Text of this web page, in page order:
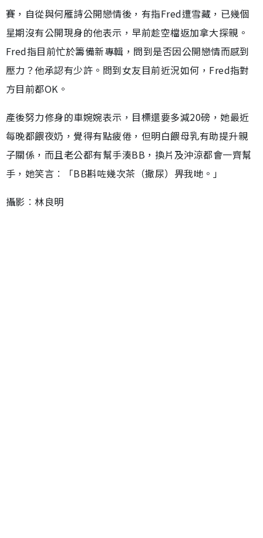
賽，自從與何雁詩公開戀情後，有指Fred遭雪藏，已幾個
星期沒有公開現身的他表示，早前趁空檔返加拿大探親。
Fred指目前忙於籌備新專輯，問到是否因公開戀情而感到
壓力？他承認有少許。問到女友目前近況如何，Fred指對
方目前都OK。
產後努力修身的車婉婉表示，目標還要多減20磅，她最近
每晚都餵夜奶，覺得有點疲倦，但明白餵母乳有助提升親
子關係，而且老公都有幫手湊BB，換片及沖涼都會一齊幫
手，她笑言︰「BB斟咗幾次茶（撒尿）畀我哋。」
攝影︰林良明